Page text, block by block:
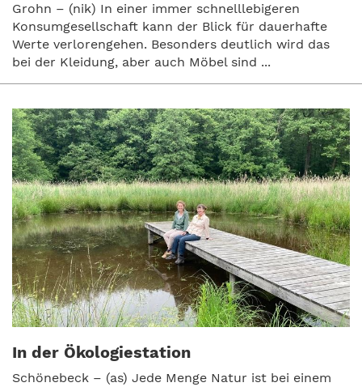
Grohn – (nik) In einer immer schnelllebigeren
Konsumgesellschaft kann der Blick für dauerhafte
Werte verlorengehen. Besonders deutlich wird das
bei der Kleidung, aber auch Möbel sind ...
In der Ökologiestation
Schönebeck – (as) Jede Menge Natur ist bei einem